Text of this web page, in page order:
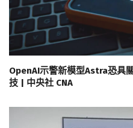
OpenAI示警新模型Astra恐
技 | 中央社 CNA